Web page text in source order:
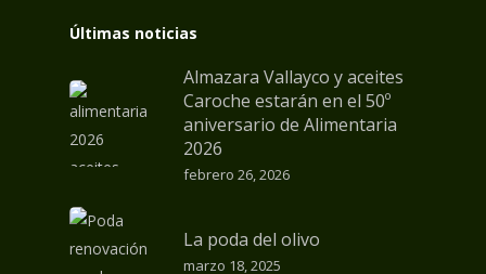
Últimas noticias
Almazara Vallayco y aceites
Caroche estarán en el 50º
aniversario de Alimentaria
2026
febrero 26, 2026
La poda del olivo
marzo 18, 2025